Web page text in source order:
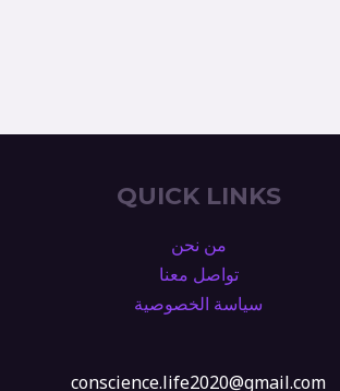
QUICK LINKS
من نحن
تواصل معنا
سياسة الخصوصية
conscience.life2020@gmail.com